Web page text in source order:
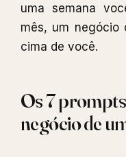
uma semana
mês, um negócio
cima de você.
Os 7
negócio de